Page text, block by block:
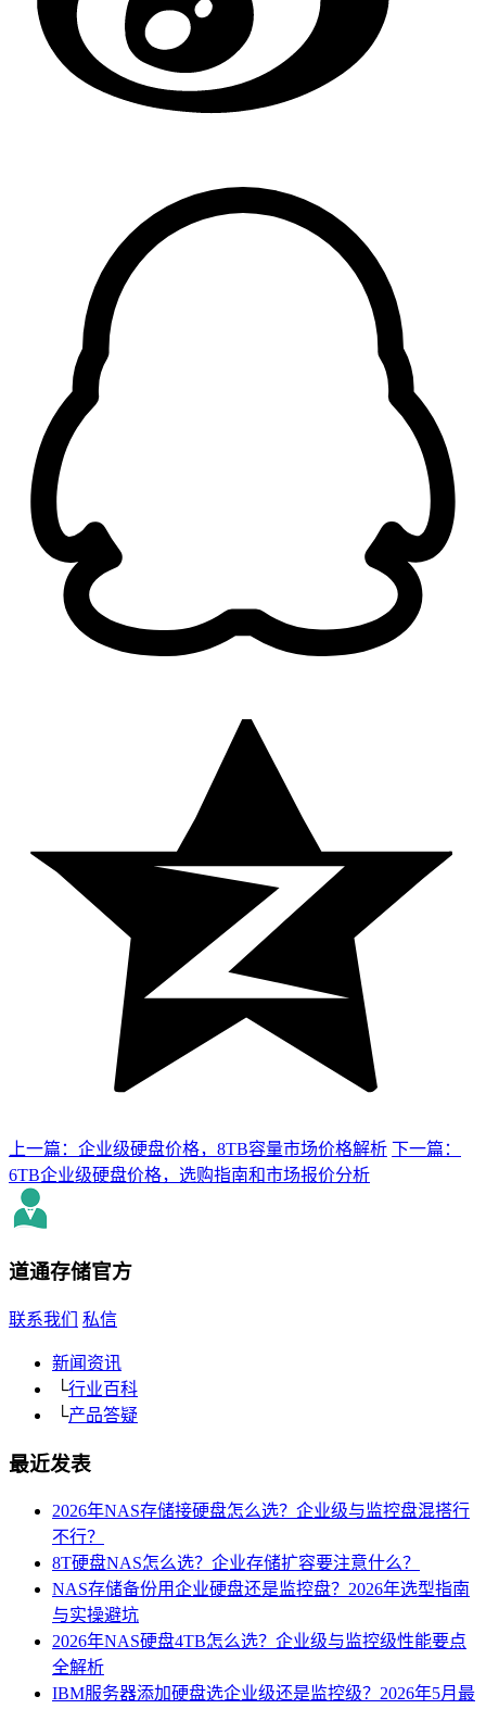
上一篇：企业级硬盘价格，8TB容量市场价格解析 下一篇：
6TB企业级硬盘价格，选购指南和市场报价分析
道通存储官方
联系我们 私信
新闻资讯
└行业百科
└产品答疑
最近发表
2026年NAS存储接硬盘怎么选？企业级与监控盘混搭行
不行？
8T硬盘NAS怎么选？企业存储扩容要注意什么？
NAS存储备份用企业硬盘还是监控盘？2026年选型指南
与实操避坑
2026年NAS硬盘4TB怎么选？企业级与监控级性能要点
全解析
IBM服务器添加硬盘选企业级还是监控级？2026年5月最